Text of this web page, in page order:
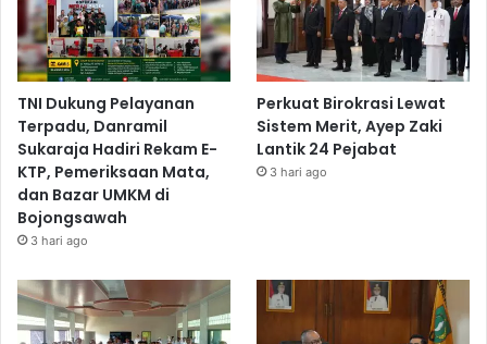
TNI Dukung Pelayanan
Terpadu, Danramil
Sukaraja Hadiri Rekam E-
KTP, Pemeriksaan Mata,
dan Bazar UMKM di
Bojongsawah
3 hari ago
Perkuat Birokrasi Lewat
Sistem Merit, Ayep Zaki
Lantik 24 Pejabat
3 hari ago